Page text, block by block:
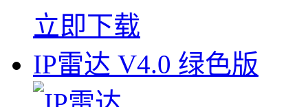
立即下载
IP雷达 V4.0 绿色版